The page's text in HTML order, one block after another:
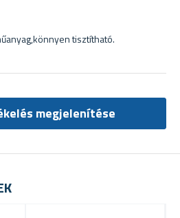
tisztítható.
megjelenítése